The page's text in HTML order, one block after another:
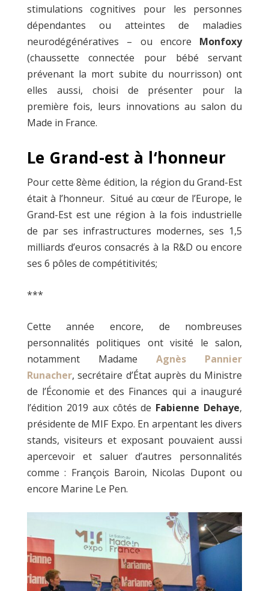
stimulations cognitives pour les personnes
dépendantes ou atteintes de maladies
neurodégénératives – ou encore Monfoxy
(chaussette connectée pour bébé servant
prévenant la mort subite du nourrisson) ont
elles aussi, choisi de présenter pour la
première fois, leurs innovations au salon du
Made in France.
Le Grand-est à l‘honneur
Pour cette 8ème édition, la région du Grand-Est
était à l’honneur. Situé au cœur de l’Europe, le
Grand-Est est une région à la fois industrielle
de par ses infrastructures modernes, ses 1,5
milliards d’euros consacrés à la R&D ou encore
ses 6 pôles de compétitivités;
***
Cette année encore, de nombreuses
personnalités politiques ont visité le salon,
notamment MadameAgnès Pannier
Runacher, secrétaire d’État auprès du Ministre
de l’Économie et des Finances qui a inauguré
l’édition 2019 aux côtés de Fabienne Dehaye,
présidente de MIF Expo. En arpentant les divers
stands, visiteurs et exposant pouvaient aussi
apercevoir et saluer d’autres personnalités
comme : François Baroin, Nicolas Dupont ou
encore Marine Le Pen.